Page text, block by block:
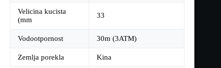
Velicina kucista
(mm
33
Vodootpornost 30m (3ATM)
Zemlja porekla Kina